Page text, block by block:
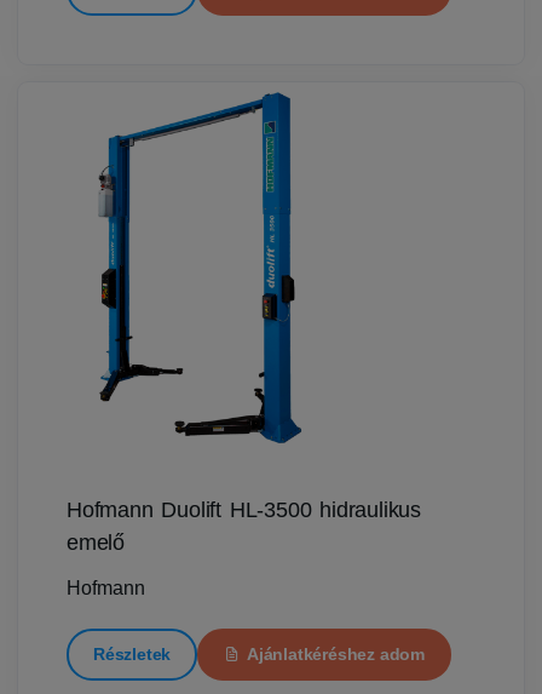
Hofmann Duolift HL-3500 hidraulikus
emelő
Hofmann
Részletek Ajánlatkéréshez adom